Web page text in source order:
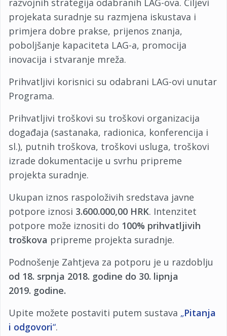
razvojnih strategija odabranih LAG-ova. Ciljevi
projekata suradnje su razmjena iskustava i
primjera dobre prakse, prijenos znanja,
poboljšanje kapaciteta LAG-a, promocija
inovacija i stvaranje mreža.
Prihvatljivi korisnici su odabrani LAG-ovi unutar
Programa.
Prihvatljivi troškovi su troškovi organizacija
događaja (sastanaka, radionica, konferencija i
sl.), putnih troškova, troškovi usluga, troškovi
izrade dokumentacije u svrhu pripreme
projekta suradnje.
Ukupan iznos raspoloživih sredstava javne
potpore iznosi 3.600.000,00 HRK. Intenzitet
potpore može iznositi do 100% prihvatljivih
troškova pripreme projekta suradnje.
Podnošenje Zahtjeva za potporu je u razdoblju
od 18. srpnja 2018. godine do 30. lipnja
2019. godine.
Upite možete postaviti putem sustava „Pitanja
i odgovori“.